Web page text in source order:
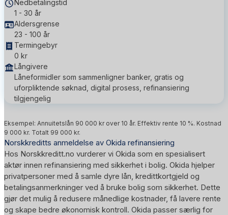
Nedbetalingstid
1 - 30 år
Aldersgrense
23 - 100 år
Termingebyr
0 kr
Långivere
Låneformidler som sammenligner banker, gratis og
uforpliktende søknad, digital prosess, refinansiering
tilgjengelig
Eksempel: Annuitetslån 90 000 kr over 10 år. Effektiv rente 10 %. Kostnad
9 000 kr. Totalt 99 000 kr.
Norskkreditts anmeldelse av Okida refinansiering
Hos Norskkreditt.no vurderer vi Okida som en spesialisert
aktør innen refinansiering med sikkerhet i bolig. Okida hjelper
privatpersoner med å samle dyre lån, kredittkortgjeld og
betalingsanmerkninger ved å bruke bolig som sikkerhet. Dette
gjør det mulig å redusere månedlige kostnader, få lavere rente
og skape bedre økonomisk kontroll. Okida passer særlig for